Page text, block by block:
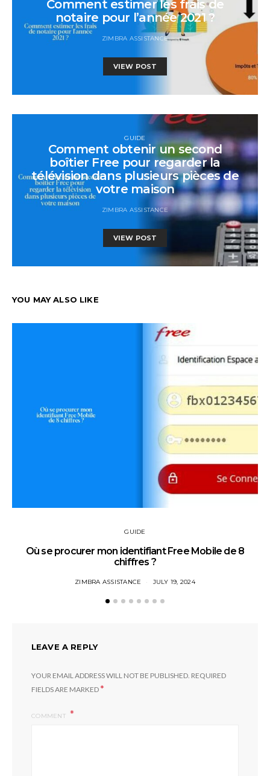
Comment estimer les frais de
notaire pour l’année 2021 ?
ZIMBRA ASSISTANCE
VIEW POST
GUIDE
Comment obtenir un second
boîtier Free pour regarder la
télévision dans plusieurs pièces de
votre maison
ZIMBRA ASSISTANCE
VIEW POST
YOU MAY ALSO LIKE
GUIDE
Où se procurer mon identifiant Free Mobile de 8
chiffres ?
ZIMBRA ASSISTANCE JULY 19, 2024
LEAVE A REPLY
YOUR EMAIL ADDRESS WILL NOT BE PUBLISHED. REQUIRED
FIELDS ARE MARKED*
COMMENT